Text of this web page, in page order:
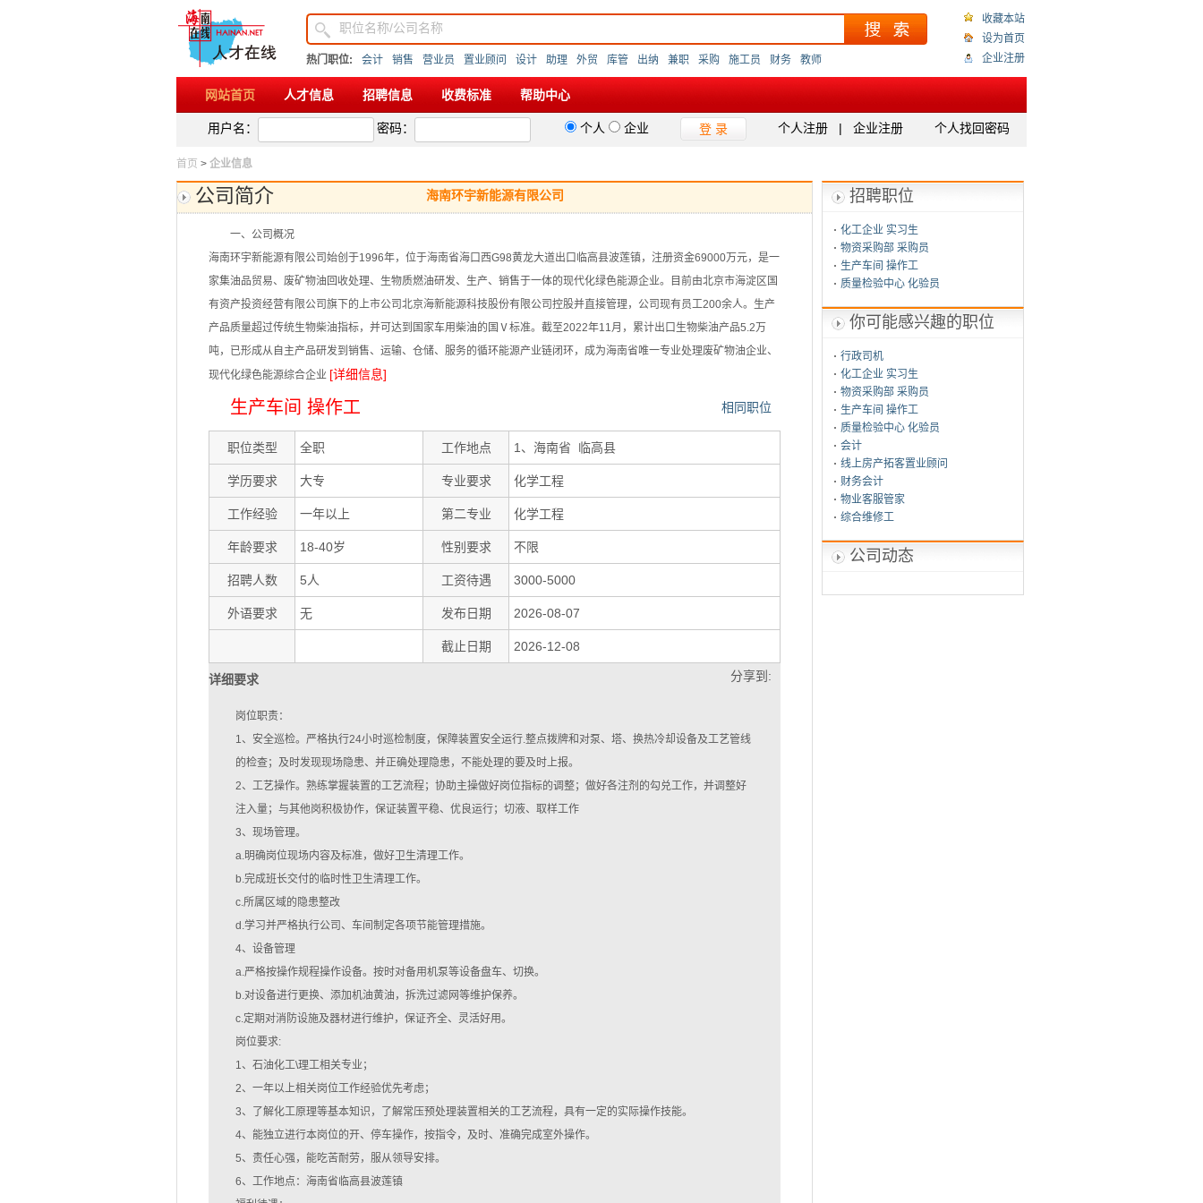
热门职位: 会计 销售 营业员 置业顾问 设计 助理 外贸 库管 出纳 兼职 采购 施工员 财务 教师
收藏本站
设为首页
企业注册
网站首页 人才信息 招聘信息 收费标准 帮助中心
用户名： 密码： 个人 企业 登 录 个人注册 | 企业注册 个人找回密码
首页 > 企业信息
公司简介 海南环宇新能源有限公司
一、公司概况
海南环宇新能源有限公司始创于1996年，位于海南省海口西G98黄龙大道出口临高县波莲镇，注册资金69000万元，是一
家集油品贸易、废矿物油回收处理、生物质燃油研发、生产、销售于一体的现代化绿色能源企业。目前由北京市海淀区国
有资产投资经营有限公司旗下的上市公司北京海新能源科技股份有限公司控股并直接管理，公司现有员工200余人。生产
产品质量超过传统生物柴油指标，并可达到国家车用柴油的国Ⅴ标准。截至2022年11月，累计出口生物柴油产品5.2万
吨，已形成从自主产品研发到销售、运输、仓储、服务的循环能源产业链闭环，成为海南省唯一专业处理废矿物油企业、
现代化绿色能源综合企业 [详细信息]
生产车间 操作工 相同职位
职位类型 全职 工作地点 1、海南省 临高县
学历要求 大专 专业要求 化学工程
工作经验 一年以上 第二专业 化学工程
年龄要求 18-40岁 性别要求 不限
招聘人数 5人 工资待遇 3000-5000
外语要求 无 发布日期 2026-08-07
截止日期 2026-12-08
分享到:
详细要求
岗位职责：
1、安全巡检。严格执行24小时巡检制度，保障装置安全运行.整点拨牌和对泵、塔、换热冷却设备及工艺管线
的检查；及时发现现场隐患、并正确处理隐患，不能处理的要及时上报。
2、工艺操作。熟练掌握装置的工艺流程；协助主操做好岗位指标的调整；做好各注剂的勾兑工作，并调整好
注入量；与其他岗积极协作，保证装置平稳、优良运行；切液、取样工作
3、现场管理。
a.明确岗位现场内容及标准，做好卫生清理工作。
b.完成班长交付的临时性卫生清理工作。
c.所属区域的隐患整改
d.学习并严格执行公司、车间制定各项节能管理措施。
4、设备管理
a.严格按操作规程操作设备。按时对备用机泵等设备盘车、切换。
b.对设备进行更换、添加机油黄油，拆洗过滤网等维护保养。
c.定期对消防设施及器材进行维护，保证齐全、灵活好用。
岗位要求:
1、石油化工\理工相关专业；
2、一年以上相关岗位工作经验优先考虑；
3、了解化工原理等基本知识，了解常压预处理装置相关的工艺流程，具有一定的实际操作技能。
4、能独立进行本岗位的开、停车操作，按指令，及时、准确完成室外操作。
5、责任心强，能吃苦耐劳，服从领导安排。
6、工作地点：海南省临高县波莲镇
招聘职位
化工企业 实习生
物资采购部 采购员
生产车间 操作工
质量检验中心 化验员
你可能感兴趣的职位
行政司机
化工企业 实习生
物资采购部 采购员
生产车间 操作工
质量检验中心 化验员
会计
线上房产拓客置业顾问
财务会计
物业客服管家
综合维修工
公司动态